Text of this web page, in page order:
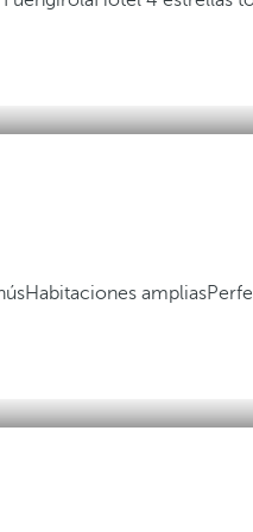
Habitaciones amplias